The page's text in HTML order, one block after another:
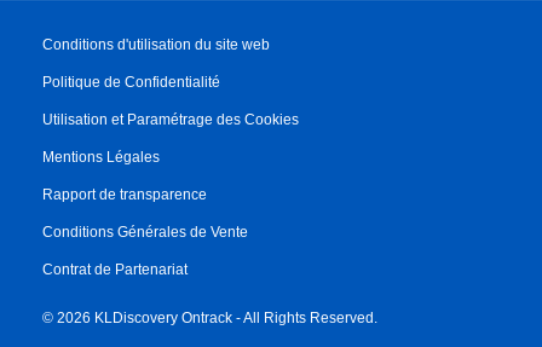
Conditions d'utilisation du site web
Politique de Confidentialité
Utilisation et Paramétrage des Cookies
Mentions Légales
Rapport de transparence
Conditions Générales de Vente
Contrat de Partenariat
© 2026 KLDiscovery Ontrack - All Rights Reserved.